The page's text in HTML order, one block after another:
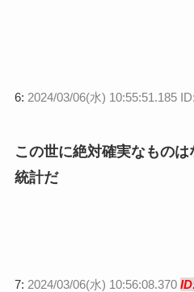
6: 2024/03/06(水) 10:55:51.185
この世に絶対確実なもの
統計だ
7: 2024/03/06(水) 10:56:08.370